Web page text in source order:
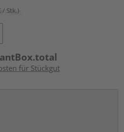
/ Stk.)
für Stückgut